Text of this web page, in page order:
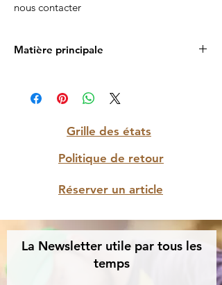
nous contacter
Matière principale
Grille des états
Politique de retour
Réserver un article
La Newsletter utile par tous les
temps